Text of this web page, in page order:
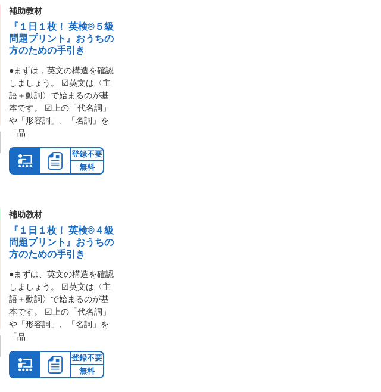
補助教材
『１日１枚！ 英検®５級
問題プリント』おうちの
方のための手引き
●まずは，英文の構造を確認
しましょう。 ☑英文は〈主
語＋動詞〉で始まるのが基
本です。 ☑上の「代名詞」
や「形容詞」、「名詞」を
「品
登録不要
無料
補助教材
『１日１枚！ 英検®４級
問題プリント』おうちの
方のための手引き
●まずは、英文の構造を確認
しましょう。 ☑英文は〈主
語＋動詞〉で始まるのが基
本です。 ☑上の「代名詞」
や「形容詞」、「名詞」を
「品
登録不要
無料